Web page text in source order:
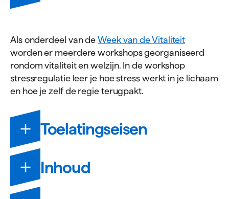
Als onderdeel van deWeek van de Vitaliteit
worden er meerdere workshops georganiseerd
rondom vitaliteit en welzijn. In de workshop
stressregulatie leer je hoe stress werkt in je lichaam
en hoe je zelf de regie terugpakt.
Toelatingseisen
Voor deze workshop gelden geen toelatingseisen.
Inhoud
DeWorkshop stressregulatie